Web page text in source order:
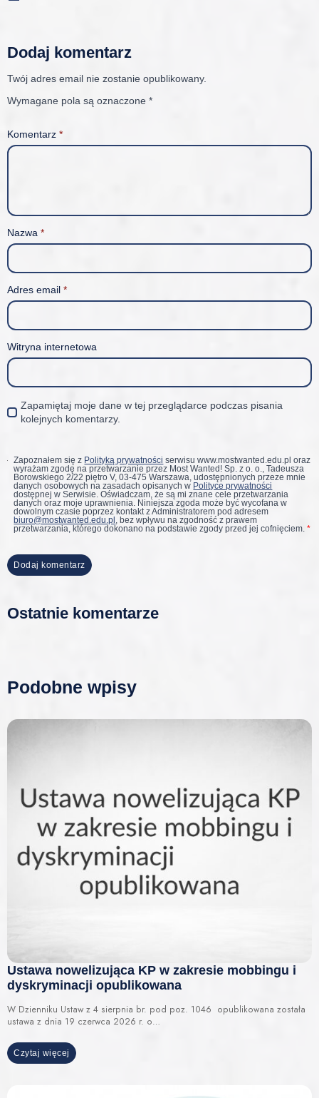
Dodaj komentarz
Twój adres email nie zostanie opublikowany.
Wymagane pola są oznaczone *
Komentarz *
Nazwa *
Adres email *
Witryna internetowa
Zapamiętaj moje dane w tej przeglądarce podczas pisania
kolejnych komentarzy.
Zapoznałem się z Polityką prywatności serwisu www.mostwanted.edu.pl oraz
wyrażam zgodę na przetwarzanie przez Most Wanted! Sp. z o. o., Tadeusza
Borowskiego 2/22 piętro V, 03-475 Warszawa, udostępnionych przeze mnie
danych osobowych na zasadach opisanych w Polityce prywatności
dostępnej w Serwisie. Oświadczam, że są mi znane cele przetwarzania
danych oraz moje uprawnienia. Niniejsza zgoda może być wycofana w
dowolnym czasie poprzez kontakt z Administratorem pod adresem
biuro@mostwanted.edu.pl , bez wpływu na zgodność z prawem
przetwarzania, którego dokonano na podstawie zgody przed jej cofnięciem.*
Ostatnie komentarze
Podobne wpisy
Ustawa nowelizująca KP w zakresie mobbingu i
dyskryminacji opublikowana
W Dzienniku Ustaw z 4 sierpnia br. pod poz. 1046 opublikowana została
ustawa z dnia 19 czerwca 2026 r. o…
Czytaj więcej